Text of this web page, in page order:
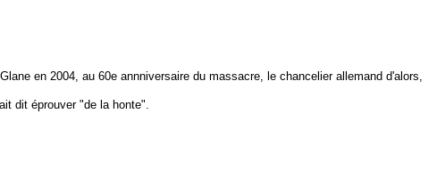
en 2004, au 60e annniversaire du massacre, le chancelier allemand d'alors,
dit éprouver "de la honte".